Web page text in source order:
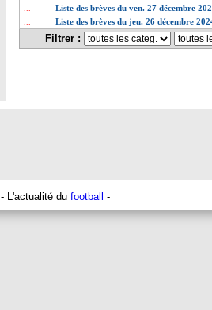
Liste des brèves du ven. 27 décembre
Liste des brèves du jeu. 26 décembre
Filtrer :
- L'actualité du football -